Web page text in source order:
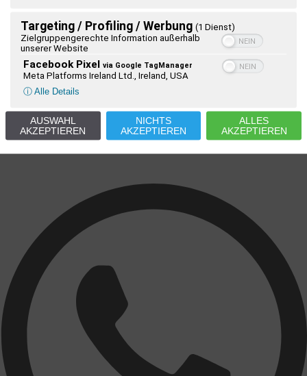
Targeting / Profiling / Werbung (1 Dienst)
Zielgruppengerechte Information außerhalb
unserer Website
Facebook Pixel via Google TagManager
Meta Platforms Ireland Ltd., Ireland, USA
ⓘ Alle Details
AUSWAHL
AKZEPTIEREN
NICHTS
AKZEPTIEREN
ALLES
AKZEPTIEREN